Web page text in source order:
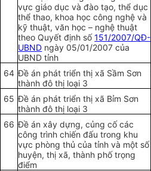
vực giáo dục và đào tạo, thể dục
thể thao, khoa học công nghệ và
kỹ thuật, văn học – nghệ thuật
theo Quyết định số151/2007/QĐ-
UBND ngày 05/01/2007 của
UBND tỉnh
64 Đề án phát triển thị xã Sầm Sơn
thành đô thị loại 3
65 Đề án phát triển thị xã Bỉm Sơn
thành đô thị loại 3
66 Đề án xây dựng, củng cố các
công trình chiến đấu trong khu
vực phòng thủ của tỉnh và một số
huyện, thị xã, thành phố trọng
điểm